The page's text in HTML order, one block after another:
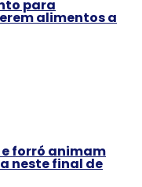
para
alimentos a
e forró animam
neste final de